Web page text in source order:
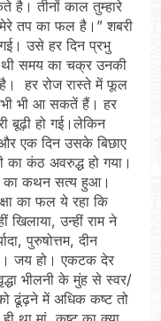
है। तीनों काल तुम्हारे
तप का फल है।” शबरी
उसे हर दिन प्रभु
थी समय का चक्र उनकी
हर रोज रास्ते में फूल
भी आ सकतें हैं। हर
बूढ़ी हो गई।लेकिन
और एक दिन उसके बिछाए
कंठ अवरुद्ध हो गया।
कथन सत्य हुआ।
का फल ये रहा कि
खिलाया, उन्हीं राम ने
पुरुषोत्तम, दीन
जय हो। एकटक देर
भीलनी के मुंह से स्वर/
ढूंढ़ने में अधिक कष्ट तो